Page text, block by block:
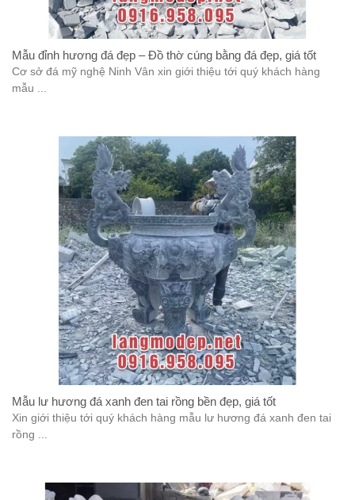
Mẫu đỉnh hương đá đẹp – Đồ thờ cúng bằng đá đẹp, giá tốt
Cơ sở đá mỹ nghệ Ninh Vân xin giới thiệu tới quý khách hàng
mẫu ...
Mẫu lư hương đá xanh đen tai rồng bền đẹp, giá tốt
Xin giới thiệu tới quý khách hàng mẫu lư hương đá xanh đen tai
rồng ...